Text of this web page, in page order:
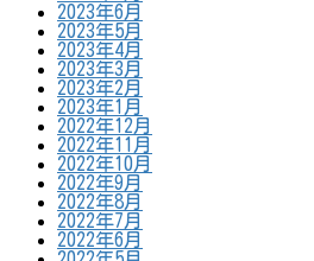
2023年6月
2023年5月
2023年4月
2023年3月
2023年2月
2023年1月
2022年12月
2022年11月
2022年10月
2022年9月
2022年8月
2022年7月
2022年6月